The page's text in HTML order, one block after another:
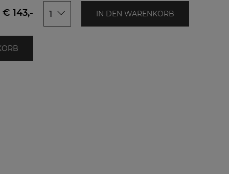
€ 143,- 1 IN DEN WARENKORB